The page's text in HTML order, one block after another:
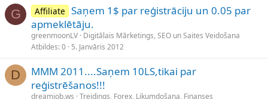
G Affiliate Saņem 1$ par reģistrāciju un 0.05 par
apmeklētāju.
greenmoonLV Digitālais Mārketings, SEO un Saites Veidošana
Atbildes 0 5. Janvāris 2012
D
MMM 2011....Saņem 10LS,tikai par
reģistrēšanos!!!
dreamjob.ws Treidings, Forex, Likumdošana, Finanses